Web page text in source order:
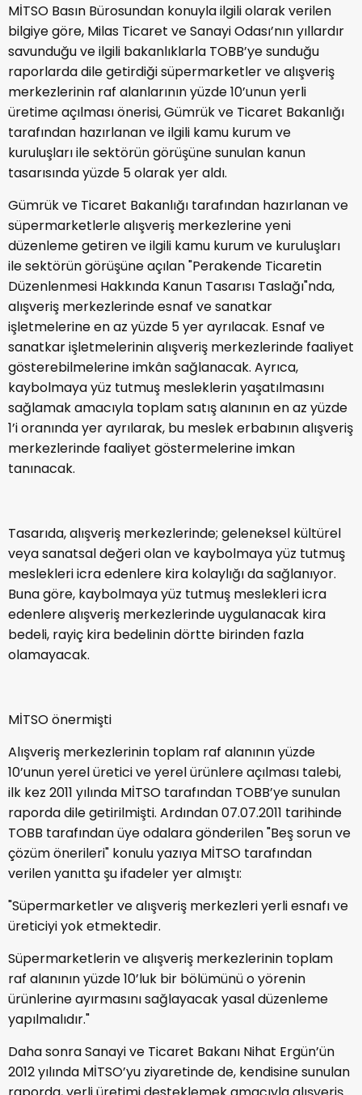
MİTSO Basın Bürosundan konuyla ilgili olarak verilen
bilgiye göre, Milas Ticaret ve Sanayi Odası’nın yıllardır
savunduğu ve ilgili bakanlıklarla TOBB’ye sunduğu
raporlarda dile getirdiği süpermarketler ve alışveriş
merkezlerinin raf alanlarının yüzde 10’unun yerli
üretime açılması önerisi, Gümrük ve Ticaret Bakanlığı
tarafından hazırlanan ve ilgili kamu kurum ve
kuruluşları ile sektörün görüşüne sunulan kanun
tasarısında yüzde 5 olarak yer aldı.
Gümrük ve Ticaret Bakanlığı tarafından hazırlanan ve
süpermarketlerle alışveriş merkezlerine yeni
düzenleme getiren ve ilgili kamu kurum ve kuruluşları
ile sektörün görüşüne açılan "Perakende Ticaretin
Düzenlenmesi Hakkında Kanun Tasarısı Taslağı"nda,
alışveriş merkezlerinde esnaf ve sanatkar
işletmelerine en az yüzde 5 yer ayrılacak. Esnaf ve
sanatkar işletmelerinin alışveriş merkezlerinde faaliyet
gösterebilmelerine imkân sağlanacak. Ayrıca,
kaybolmaya yüz tutmuş mesleklerin yaşatılmasını
sağlamak amacıyla toplam satış alanının en az yüzde
1’i oranında yer ayrılarak, bu meslek erbabının alışveriş
merkezlerinde faaliyet göstermelerine imkan
tanınacak.
Tasarıda, alışveriş merkezlerinde; geleneksel kültürel
veya sanatsal değeri olan ve kaybolmaya yüz tutmuş
meslekleri icra edenlere kira kolaylığı da sağlanıyor.
Buna göre, kaybolmaya yüz tutmuş meslekleri icra
edenlere alışveriş merkezlerinde uygulanacak kira
bedeli, rayiç kira bedelinin dörtte birinden fazla
olamayacak.
MİTSO önermişti
Alışveriş merkezlerinin toplam raf alanının yüzde
10’unun yerel üretici ve yerel ürünlere açılması talebi,
ilk kez 2011 yılında MİTSO tarafından TOBB’ye sunulan
raporda dile getirilmişti. Ardından 07.07.2011 tarihinde
TOBB tarafından üye odalara gönderilen "Beş sorun ve
çözüm önerileri" konulu yazıya MİTSO tarafından
verilen yanıtta şu ifadeler yer almıştı:
"Süpermarketler ve alışveriş merkezleri yerli esnafı ve
üreticiyi yok etmektedir.
Süpermarketlerin ve alışveriş merkezlerinin toplam
raf alanının yüzde 10’luk bir bölümünü o yörenin
ürünlerine ayırmasını sağlayacak yasal düzenleme
yapılmalıdır."
Daha sonra Sanayi ve Ticaret Bakanı Nihat Ergün’ün
2012 yılında MİTSO’yu ziyaretinde de, kendisine sunulan